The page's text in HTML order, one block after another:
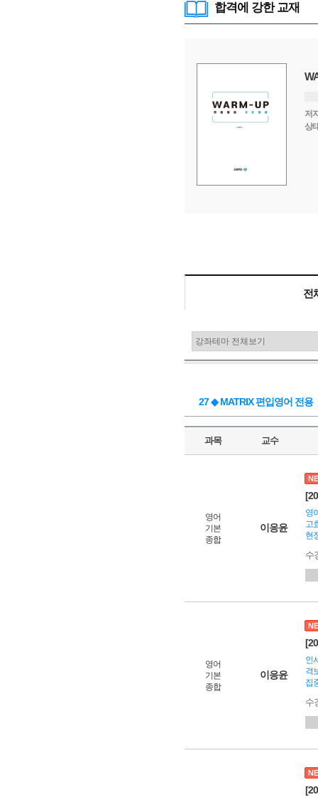
합격에 강한 교재
저
상
전
27 ◆ MATRIX 편입영어 전용
과목 교수
영어
기본
종합
이응윤
영
고
현
수
영어
기본
종합
이응윤
인
격
집
수